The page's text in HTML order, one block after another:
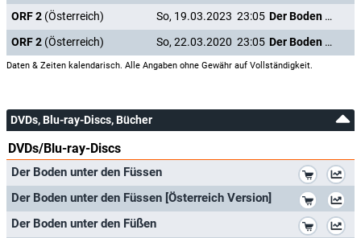
ORF 2 (Österreich) So, 19.03.2023 23:05
Der Boden unter den Füßen
ORF 2 (Österreich) So, 22.03.2020 23:05 Der Boden unter den Füßen
Daten & Zeiten kalendarisch. Alle Angaben ohne Gewähr auf Vollständigkeit.
DVDs, Blu-ray-Discs, Bücher
DVDs/Blu-ray-Discs
Der Boden unter den Füssen
Der Boden unter den Füssen [Österreich Version]
Der Boden unter den Füßen